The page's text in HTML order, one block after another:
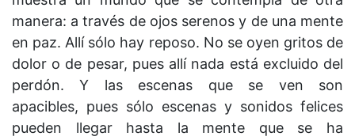
manera: a través de ojos serenos y de una mente
en paz. Allí sólo hay reposo. No se oyen gritos de
dolor o de pesar, pues allí nada está excluido del
perdón. Y las escenas que se ven son
apacibles, pues sólo escenas y sonidos felices
pueden llegar hasta la mente que se ha